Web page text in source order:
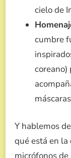
cielo de
cumbre
coreano)
Y hablemos
qué está en la